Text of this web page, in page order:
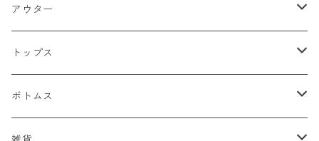
アウター
ジャケット
デニムジャケット
スタジャン
ベスト
トップス
Tシャツ
半袖Tシャツ
ボトムス